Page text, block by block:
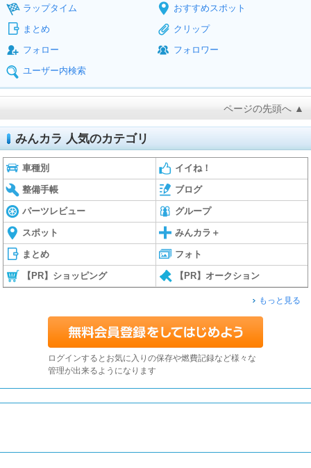
ラップタイム
おすすめスポット
まとめ
クリップ
フォロー
フォロワー
ユーザー内検索
ページの先頭へ ▲
みんカラ 人気のカテゴリ
車種別 イイね！
整備手帳 ブログ
パーツレビュー グループ
スポット みんカラ＋
まとめ フォト
【PR】ショッピング 【PR】オークション
もっと見る
ログインするとお気に入りの保存や燃費記録など様々な
管理が出来るようになります